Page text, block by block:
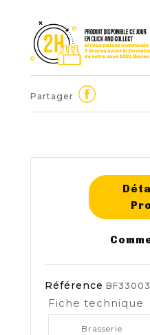
Partager
Référence
Fiche technique
Brasserie